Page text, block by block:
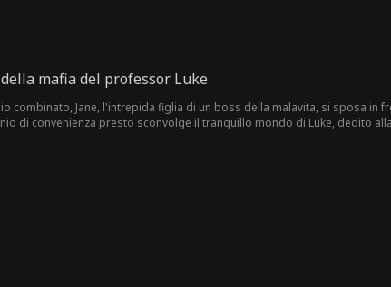
mafia del professor Luke
combinato, Jane, l'intrepida figlia di un boss della malavita, si sposa in
di convenienza presto sconvolge il tranquillo mondo di Luke, dedito